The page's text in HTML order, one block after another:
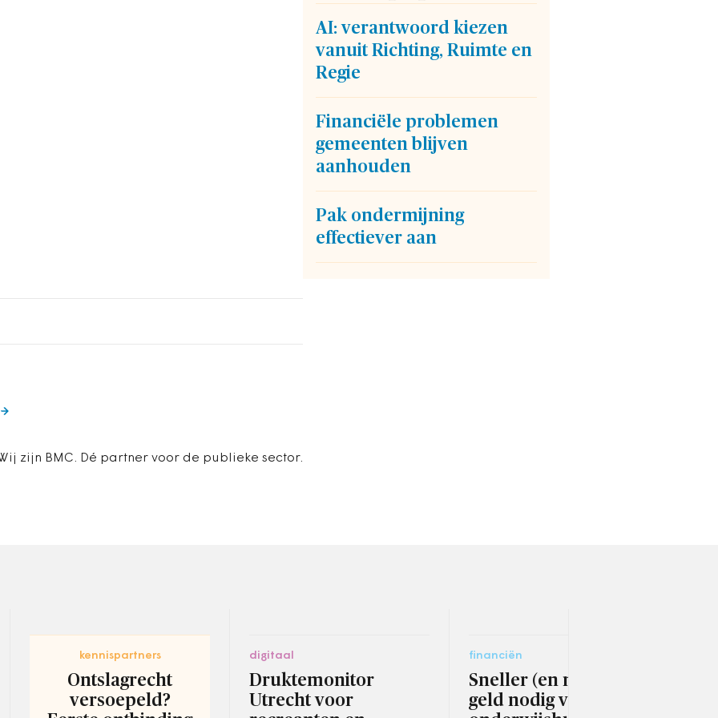
AI: verantwoord kiezen
vanuit Richting, Ruimte en
Regie
Financiële problemen
gemeenten blijven
aanhouden
Pak ondermijning
effectiever aan
zijn BMC. Dé partner voor de publieke sector.
kennispartners
Ontslagrecht
versoepeld?
digitaal
Druktemonitor
Utrecht voor
financiën
Sneller (en meer)
geld nodig voor